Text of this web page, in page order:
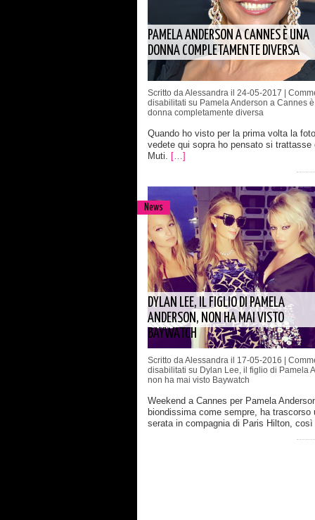
PAMELA ANDERSON A CANNES È UNA
DONNA COMPLETAMENTE DIVERSA
Scritto da Alessandra il 24-05-2017 |
disabilitati su Pamela Anderson a Cannes
donna completamente diversa
Quando ho visto per la prima volta la
vedete qui sopra ho pensato si trattasse
Muti. […]
News
DYLAN LEE, IL FIGLIO DI PAMELA
ANDERSON, NON HA MAI VISTO
BAYWATCH
Scritto da Alessandra il 17-05-2016 |
disabilitati su Dylan Lee, il figlio di Pamela
non ha mai visto Baywatch
Weekend a Cannes per Pamela
biondissima come sempre, ha trascorso
serata in compagnia di Paris Hilton, così